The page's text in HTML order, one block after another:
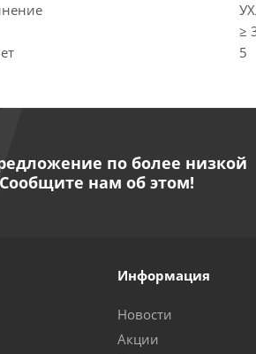
≥
5
по более низкой
нам об этом!
Информация
Новости
Акции